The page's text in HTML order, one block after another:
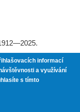
informací
a využívání
s tímto